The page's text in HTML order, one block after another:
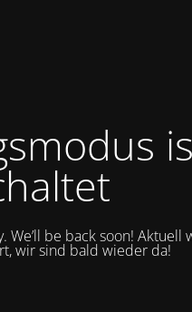
be back soon! Aktuell
wir sind bald wieder da!